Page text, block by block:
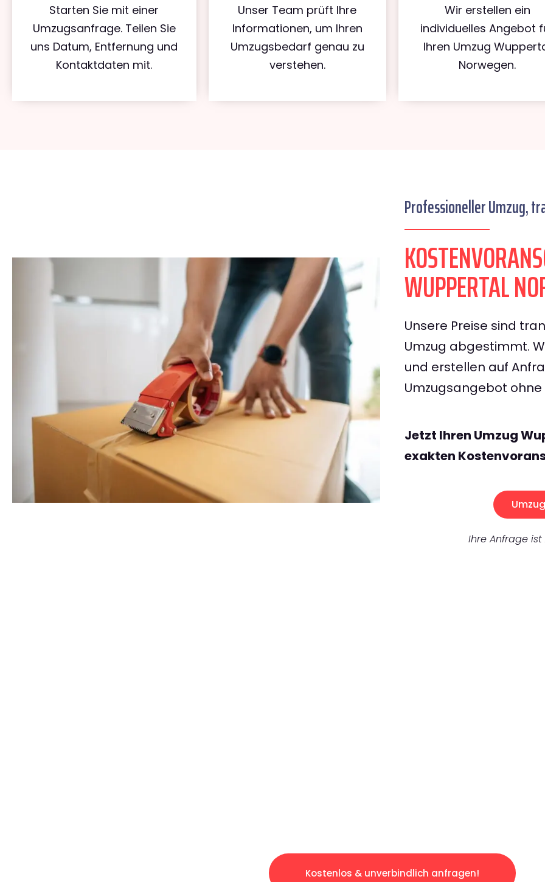
Starten Sie mit einer
Umzugsanfrage. Teilen Sie
uns Datum, Entfernung und
Kontaktdaten mit.
Unser Team prüft Ihre
Informationen, um Ihren
Umzugsbedarf genau zu
verstehen.
Wir erstellen ein
individuelles Angebot
Ihren Umzug
Norwegen.
Professioneller Umzug,
WUPPERTAL
Unsere Preise sind
Umzug abgestimmt.
und erstellen auf
Umzugsangebot
Jetzt Ihren Umzug
exakten
Ihre Anfrage ist
Kostenlos & unverbindlich anfragen!